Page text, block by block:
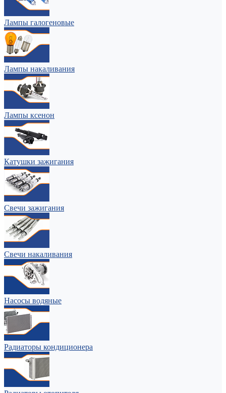
Лампы галогеновые
Лампы накаливания
Лампы ксенон
Катушки зажигания
Свечи зажигания
Свечи накаливания
Насосы водяные
Радиаторы кондиционера